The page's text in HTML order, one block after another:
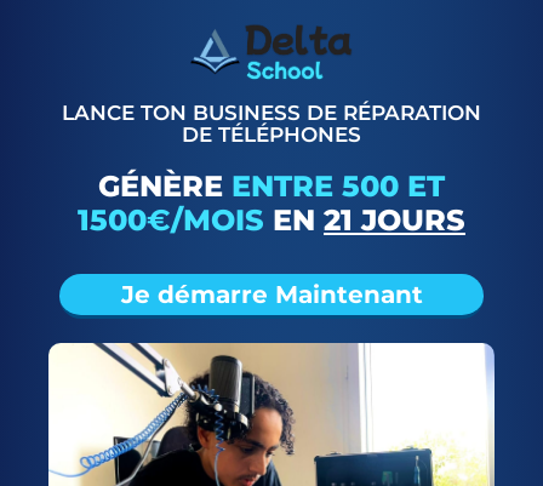
LANCE TON BUSINESS DE RÉPARATION
DE TÉLÉPHONES
GÉNÈRE ENTRE 500 ET
1500€/MOIS EN 21 JOURS
Je démarre Maintenant